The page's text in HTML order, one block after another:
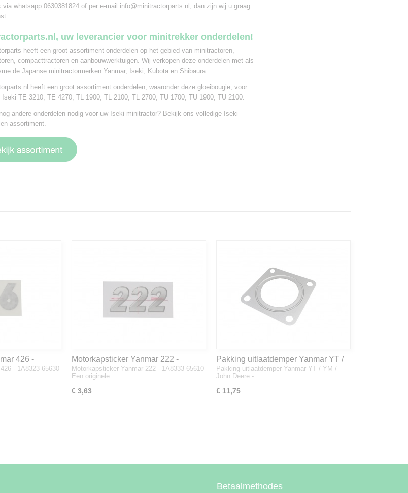
via whatsapp 0630381824 of per e-mail info@minitractorparts.nl, dan zijn wij u graag
uw leverancier voor minitrekker onderdelen!
heeft een groot assortiment onderdelen op het gebied van minitractoren,
compacttractoren en aanbouwwerktuigen. Wij verkopen deze onderdelen met als
de Japanse minitractormerken Yanmar, Iseki, Kubota en Shibaura.
heeft een groot assortiment onderdelen, waaronder deze gloeibougie, voor
Iseki TE 3210, TE 4270, TL 1900, TL 2100, TL 2700, TU 1700, TU 1900, TU 2100.
andere onderdelen nodig voor uw Iseki minitractor? Bekijk ons volledige Iseki
assortiment.
426 -
- 1A8323-65630
Motorkapsticker Yanmar 222 -
1A8333-65610
Motorkapsticker Yanmar 222 - 1A8333-65610
Een originele…
€ 3,63
Pakking uitlaatdemper Yanmar YT /
YM / John Deere - 128300-13230
Pakking uitlaatdemper Yanmar YT / YM /
John Deere -…
€ 11,75
Betaalmethodes